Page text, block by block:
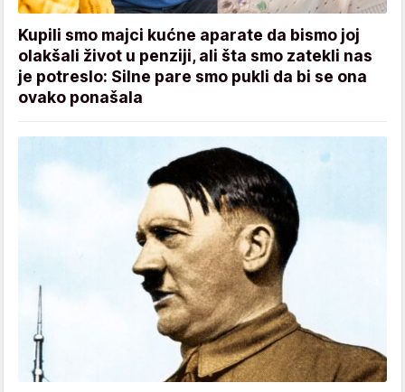
Kupili smo majci kućne aparate da bismo joj
olakšali život u penziji, ali šta smo zatekli nas
je potreslo: Silne pare smo pukli da bi se ona
ovako ponašala